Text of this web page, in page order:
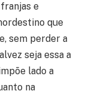
e
que
sem perder a
seja essa a
lado a
na